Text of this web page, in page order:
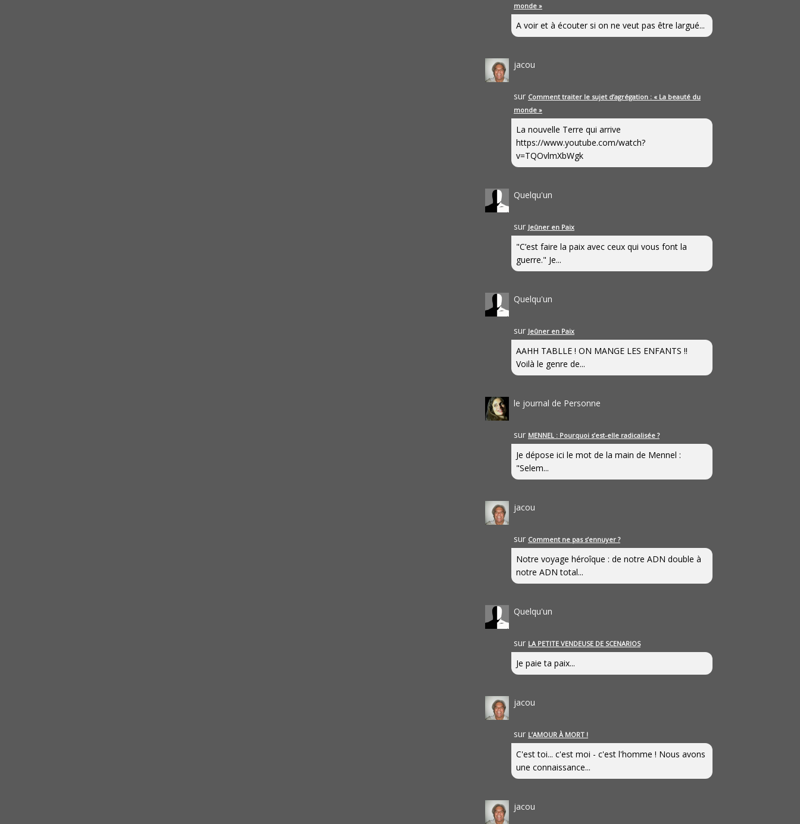
monde »
A voir et à écouter si on ne veut pas être largué...
jacou
sur Comment traiter le sujet d’agrégation : « La beauté du
monde »
La nouvelle Terre qui arrive
https://www.youtube.com/watch?
v=TQOvlmXbWgk
Quelqu'un
sur Jeûner en Paix
"C’est faire la paix avec ceux qui vous font la
guerre." Je...
Quelqu'un
sur Jeûner en Paix
AAHH TABLLE ! ON MANGE LES ENFANTS !!
Voilà le genre de...
le journal de Personne
sur MENNEL : Pourquoi s’est-elle radicalisée ?
Je dépose ici le mot de la main de Mennel :
"Selem...
jacou
sur Comment ne pas s’ennuyer ?
Notre voyage héroîque : de notre ADN double à
notre ADN total...
Quelqu'un
sur LA PETITE VENDEUSE DE SCENARIOS
Je paie ta paix...
jacou
sur L’AMOUR À MORT !
C'est toi... c'est moi - c'est l'homme ! Nous avons
une connaissance...
jacou